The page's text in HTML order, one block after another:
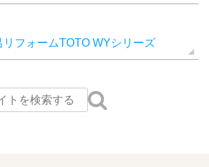
フォームTOTO WYシリーズ